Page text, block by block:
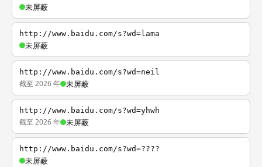
未屏蔽
http://www.baidu.com/s?wd=lama
未屏蔽
http://www.baidu.com/s?wd=neil
截至 2026 年 未屏蔽
http://www.baidu.com/s?wd=yhwh
截至 2026 年 未屏蔽
http://www.baidu.com/s?wd=????
未屏蔽